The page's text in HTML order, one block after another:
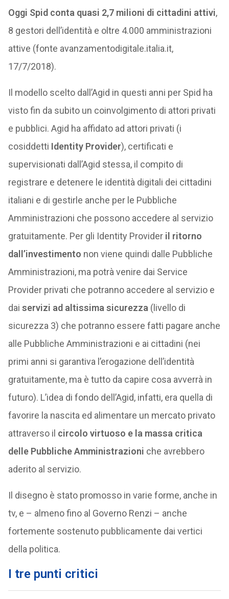
Oggi Spid conta quasi 2,7 milioni di cittadini attivi,
8 gestori dell’identità e oltre 4.000 amministrazioni
attive (fonte avanzamentodigitale.italia.it,
17/7/2018).
Il modello scelto dall’Agid in questi anni per Spid ha
visto fin da subito un coinvolgimento di attori privati
e pubblici. Agid ha affidato ad attori privati (i
cosiddetti Identity Provider), certificati e
supervisionati dall’Agid stessa, il compito di
registrare e detenere le identità digitali dei cittadini
italiani e di gestirle anche per le Pubbliche
Amministrazioni che possono accedere al servizio
gratuitamente. Per gli Identity Provideril ritorno
dall’investimento non viene quindi dalle Pubbliche
Amministrazioni, ma potrà venire dai Service
Provider privati che potranno accedere al servizio e
dai servizi ad altissima sicurezza (livello di
sicurezza 3) che potranno essere fatti pagare anche
alle Pubbliche Amministrazioni e ai cittadini (nei
primi anni si garantiva l’erogazione dell’identità
gratuitamente, ma è tutto da capire cosa avverrà in
futuro). L’idea di fondo dell’Agid, infatti, era quella di
favorire la nascita ed alimentare un mercato privato
attraverso il circolo virtuoso e la massa critica
delle Pubbliche Amministrazioni che avrebbero
aderito al servizio.
Il disegno è stato promosso in varie forme, anche in
tv, e – almeno fino al Governo Renzi – anche
fortemente sostenuto pubblicamente dai vertici
della politica.
I tre punti critici